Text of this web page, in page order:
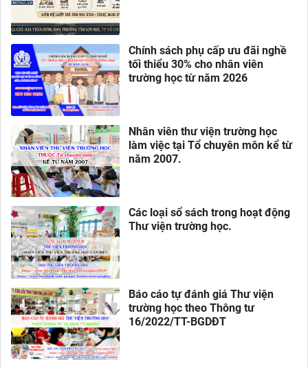
Chính sách phụ cấp ưu đãi nghề
tối thiểu 30% cho nhân viên
trường học từ năm 2026
Nhân viên thư viện trường học
làm việc tại Tổ chuyên môn kể từ
năm 2007.
Các loại sổ sách trong hoạt động
Thư viện trường học.
Báo cáo tự đánh giá Thư viện
trường học theo Thông tư
16/2022/TT-BGDĐT